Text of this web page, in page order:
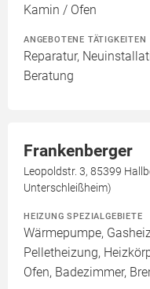
Kamin / Ofen
ANGEBOTENE TÄTIGKEITEN
Reparatur,
Beratung
Frankenberger
Leopoldstr. 3, 85399
Unterschleißheim)
HEIZUNG SPEZIALGEBIETE
Wärmepumpe,
Pelletheizung,
Ofen, Badezimmer,